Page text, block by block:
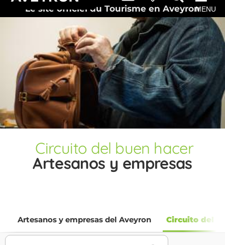
Le site officiel du Tourisme en AveyronMENU
Circuito del buen hacer
Artesanos y empresas
Artesanos y empresas del Aveyron Circuito del